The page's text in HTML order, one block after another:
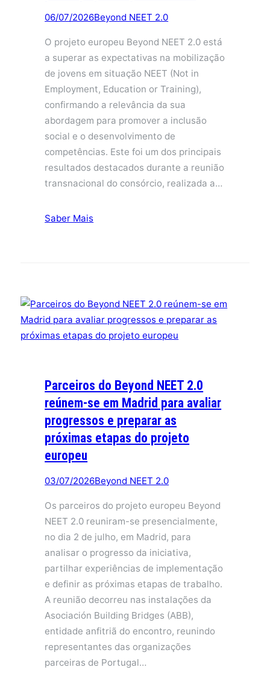
06/07/2026Beyond NEET 2.0
O projeto europeu Beyond NEET 2.0 está
a superar as expectativas na mobilização
de jovens em situação NEET (Not in
Employment, Education or Training),
confirmando a relevância da sua
abordagem para promover a inclusão
social e o desenvolvimento de
competências. Este foi um dos principais
resultados destacados durante a reunião
transnacional do consórcio, realizada a…
Saber Mais
Parceiros do Beyond NEET 2.0
reúnem-se em Madrid para avaliar
progressos e preparar as
próximas etapas do projeto
europeu
03/07/2026Beyond NEET 2.0
Os parceiros do projeto europeu Beyond
NEET 2.0 reuniram-se presencialmente,
no dia 2 de julho, em Madrid, para
analisar o progresso da iniciativa,
partilhar experiências de implementação
e definir as próximas etapas de trabalho.
A reunião decorreu nas instalações da
Asociación Building Bridges (ABB),
entidade anfitriã do encontro, reunindo
representantes das organizações
parceiras de Portugal…